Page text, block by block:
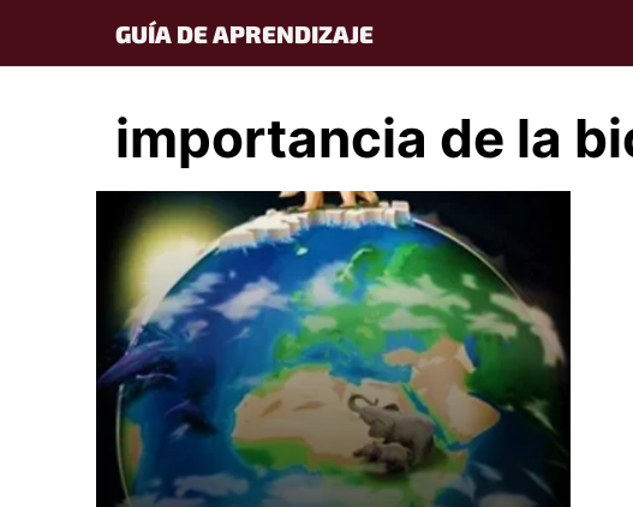
content
GUÍA DE APRENDIZAJE
importancia de la